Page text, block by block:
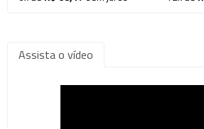
Assista o vídeo